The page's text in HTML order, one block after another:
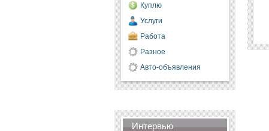
Куплю
Услуги
Работа
Разное
Авто-объявления
Интервью